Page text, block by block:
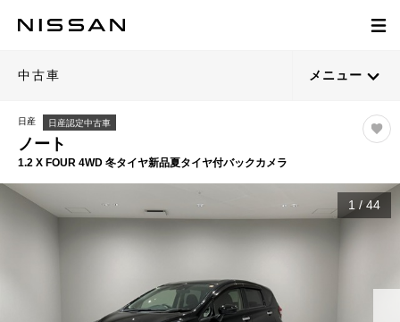
中古車 メニュー
日産 日産認定中古車
ノート
1.2 X FOUR 4WD 冬タイヤ新品夏タイヤ付バックカメラ
1 / 44